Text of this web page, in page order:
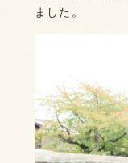
ました。